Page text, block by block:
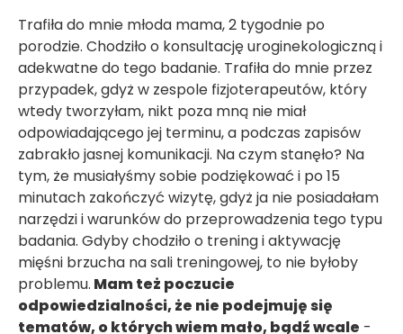
Trafiła do mnie młoda mama, 2 tygodnie po
porodzie. Chodziło o konsultację uroginekologiczną i
adekwatne do tego badanie. Trafiła do mnie przez
przypadek, gdyż w zespole fizjoterapeutów, który
wtedy tworzyłam, nikt poza mną nie miał
odpowiadającego jej terminu, a podczas zapisów
zabrakło jasnej komunikacji. Na czym stanęło? Na
tym, że musiałyśmy sobie podziękować i po 15
minutach zakończyć wizytę, gdyż ja nie posiadałam
narzędzi i warunków do przeprowadzenia tego typu
badania. Gdyby chodziło o trening i aktywację
mięśni brzucha na sali treningowej, to nie byłoby
problemu. Mam też poczucie
odpowiedzialności, że nie podejmuję się
tematów, o których wiem mało, bądź wcale -